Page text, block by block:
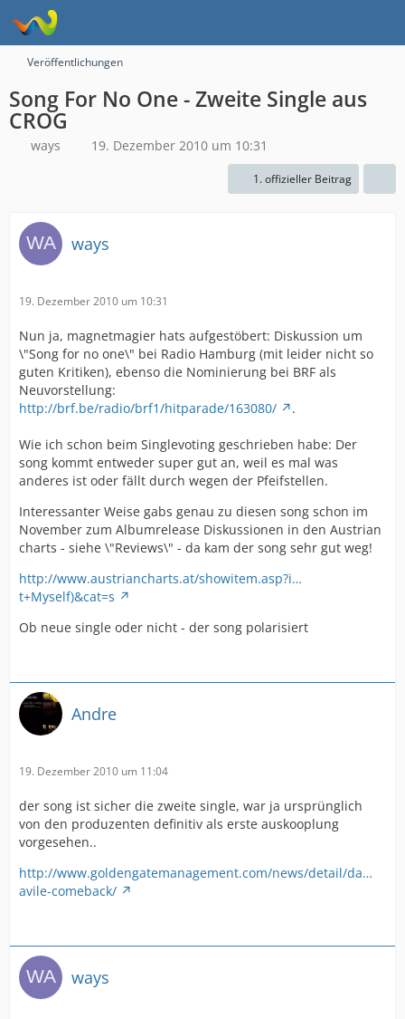
Veröffentlichungen
Song For No One - Zweite Single aus
CROG
ways 19. Dezember 2010 um 10:31
1. offizieller Beitrag
ways
19. Dezember 2010 um 10:31
Nun ja, magnetmagier hats aufgestöbert: Diskussion um
\"Song for no one\" bei Radio Hamburg (mit leider nicht so
guten Kritiken), ebenso die Nominierung bei BRF als
Neuvorstellung:
http://brf.be/radio/brf1/hitparade/163080/
.
Wie ich schon beim Singlevoting geschrieben habe: Der
song kommt entweder super gut an, weil es mal was
anderes ist oder fällt durch wegen der Pfeifstellen.
Interessanter Weise gabs genau zu diesen song schon im
November zum Albumrelease Diskussionen in den Austrian
charts - siehe \"Reviews\" - da kam der song sehr gut weg!
http://www.austriancharts.at/showitem.asp?i…
t+Myself)&cat=s
Ob neue single oder nicht - der song polarisiert
Andre
19. Dezember 2010 um 11:04
der song ist sicher die zweite single, war ja ursprünglich
von den produzenten definitiv als erste auskooplung
vorgesehen..
http://www.goldengatemanagement.com/news/detail/da…
avile-comeback/
ways